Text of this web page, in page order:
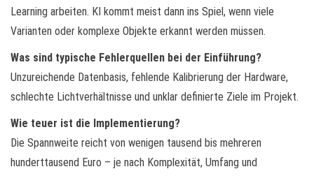
Learning arbeiten. KI kommt meist dann ins Spiel, wenn viele
Varianten oder komplexe Objekte erkannt werden müssen.
Was sind typische Fehlerquellen bei der Einführung?
Unzureichende Datenbasis, fehlende Kalibrierung der Hardware,
schlechte Lichtverhältnisse und unklar definierte Ziele im Projekt.
Wie teuer ist die Implementierung?
Die Spannweite reicht von wenigen tausend bis mehreren
hunderttausend Euro – je nach Komplexität, Umfang und